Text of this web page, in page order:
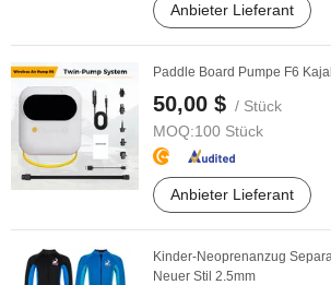
Anbieter Lieferant
Paddle Board Pumpe F6
50,00 $ / Stück
MOQ:100 Stück
Anbieter Lieferant
Kinder-Neoprenanzug
Neuer Stil 2.5mm